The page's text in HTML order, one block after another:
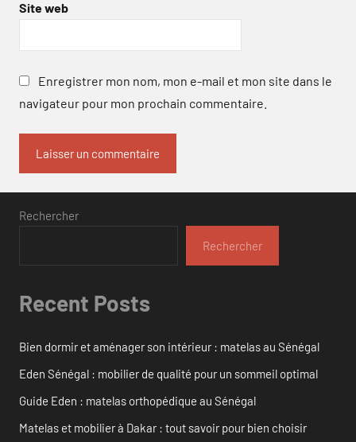
Site web
Enregistrer mon nom, mon e-mail et mon site dans le
navigateur pour mon prochain commentaire.
Rechercher
Rechercher
Recent Posts
Bien dormir et aménager son intérieur : matelas au Sénégal
Eden Sénégal : mobilier de qualité pour un sommeil optimal
Guide Eden : matelas orthopédique au Sénégal
Matelas et mobilier à Dakar : tout savoir pour bien choisir